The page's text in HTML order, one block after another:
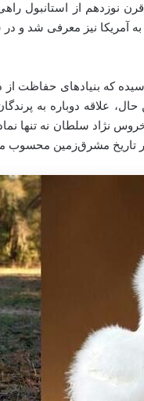
شد و در سال 1253 خورشیدی در
رسیده که بنیادهای حفاظت
علاقه دوباره به
نژاد سلطان نه تنها
تاریخ مشرق‌زمین محسوب